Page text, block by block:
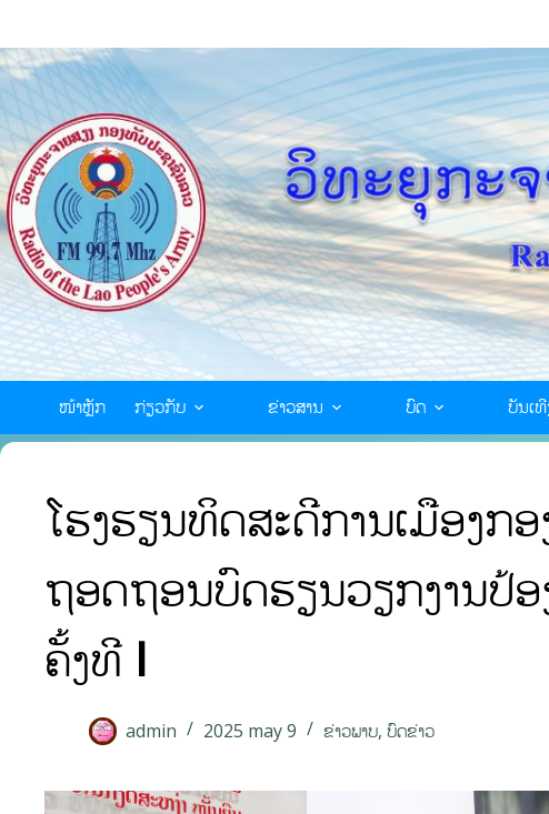
ໜ້າຫຼັກ ກ່ຽວກັບ ຂ່າວສານ ບົດ ບັນເ
ໂຮງຮຽນທິດສະດີການເມືອງກ
ຖອດຖອນບົດຮຽນວຽກງານປ້
ຄັ້ງທີ I
admin 2025 may 9 ຂ່າວພາບ, ບົດຂ່າວ